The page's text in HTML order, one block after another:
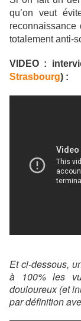
qu’on veut
reconnaissance
totalement anti-
VIDEO :
Strasbourg) :
Et ci-dessous,
à 100% les
douloureux (et
par définition